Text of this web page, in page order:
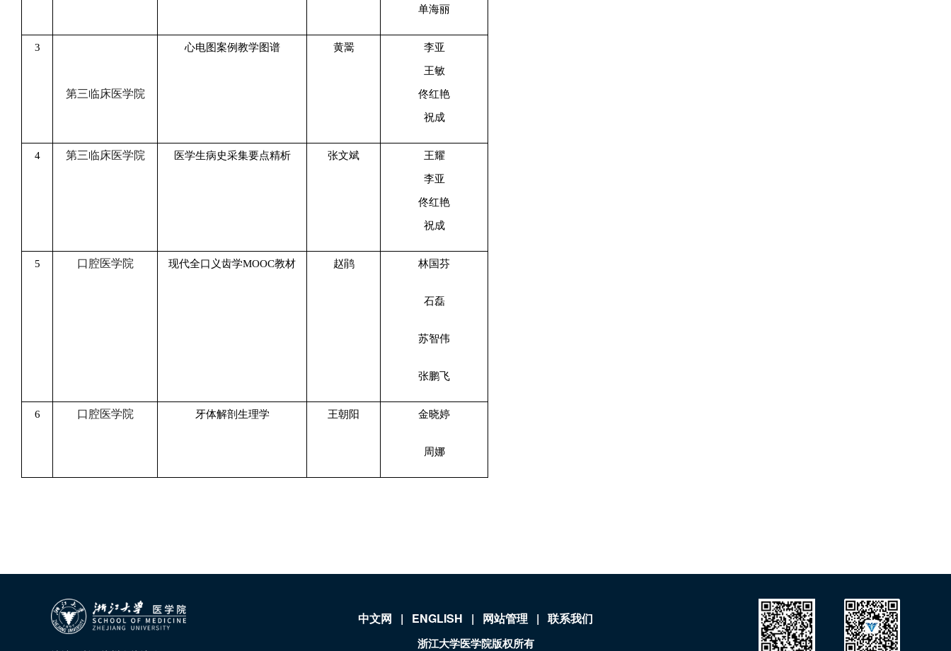
单海丽
3
第三临床医学院
心电图案例教学图谱 黄翯 李亚
王敏
佟红艳
祝成
4 第三临床医学院 医学生病史采集要点精析 张文斌 王耀
李亚
佟红艳
祝成
5 口腔医学院 现代全口义齿学MOOC教材 赵鹃 林国芬
石磊
苏智伟
张鹏飞
6 口腔医学院 牙体解剖生理学 王朝阳 金晓婷
周娜
中文网 | ENGLISH | 网站管理 | 联系我们
浙江大学医学院版权所有